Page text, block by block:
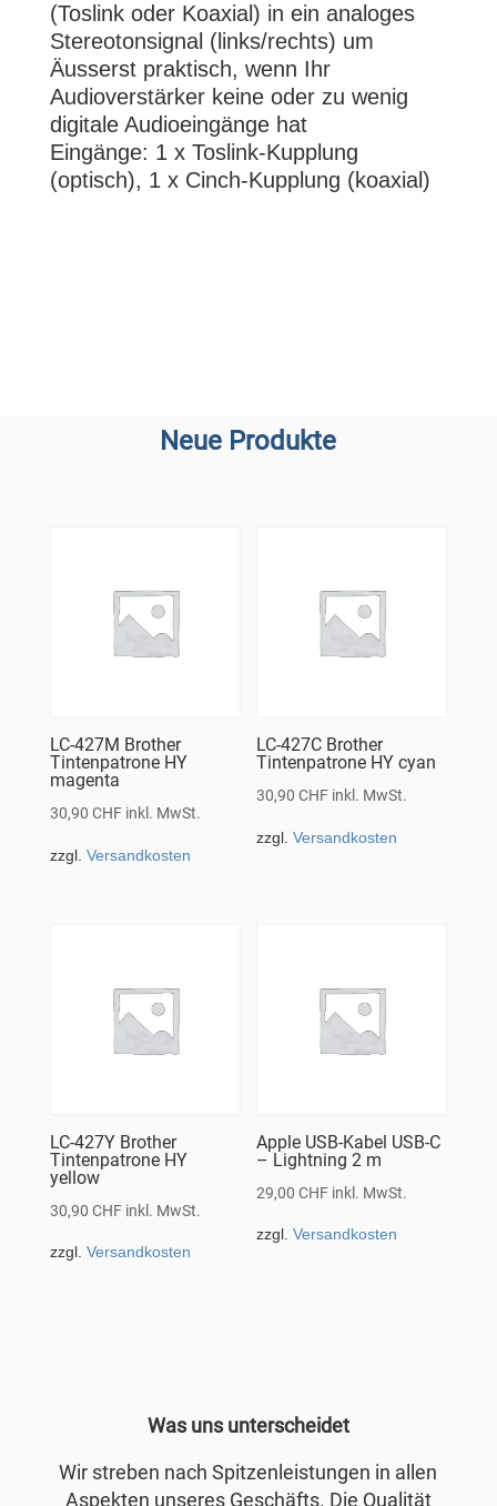
(Toslink oder Koaxial) in ein analoges
Stereotonsignal (links/rechts) um
Äusserst praktisch, wenn Ihr
Audioverstärker keine oder zu wenig
digitale Audioeingänge hat
Eingänge: 1 x Toslink-Kupplung
(optisch), 1 x Cinch-Kupplung (koaxial)
Neue Produkte
LC-427M Brother
Tintenpatrone HY
magenta
30,90 CHF inkl. MwSt.
zzgl. Versandkosten
LC-427C Brother
Tintenpatrone HY cyan
30,90CHF inkl. MwSt.
zzgl.Versandkosten
LC-427Y Brother
Tintenpatrone HY
yellow
30,90 CHF inkl. MwSt.
zzgl. Versandkosten
Apple USB-Kabel USB-C
– Lightning 2 m
29,00CHF inkl. MwSt.
zzgl.Versandkosten
Was uns unterscheidet
Wir streben nach Spitzenleistungen in allen
Aspekten unseres Geschäfts. Die Qualität